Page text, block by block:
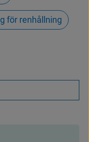
för renhållning